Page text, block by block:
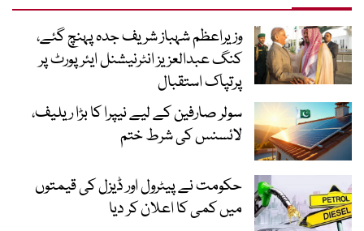
وزیراعظم شہباز شریف جدہ پہنچ گئے،
کنگ عبدالعزیز انٹرنیشنل ایئر پورٹ پر
پرتپاک استقبال
سولر صارفین کے لیے نیپرا کا بڑا ریلیف،
لائسنس کی شرط ختم
حکومت نے پیٹرول اور ڈیزل کی قیمتوں
میں کمی کا اعلان کر دیا